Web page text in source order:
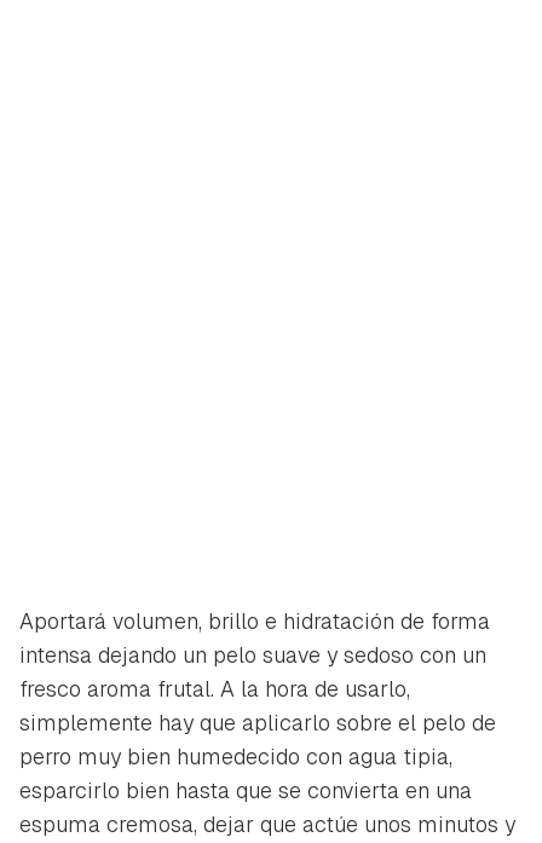
Aportará volumen, brillo e hidratación de forma
intensa dejando un pelo suave y sedoso con un
fresco aroma frutal. A la hora de usarlo,
simplemente hay que aplicarlo sobre el pelo de
perro muy bien humedecido con agua tipia,
esparcirlo bien hasta que se convierta en una
espuma cremosa, dejar que actúe unos minutos y